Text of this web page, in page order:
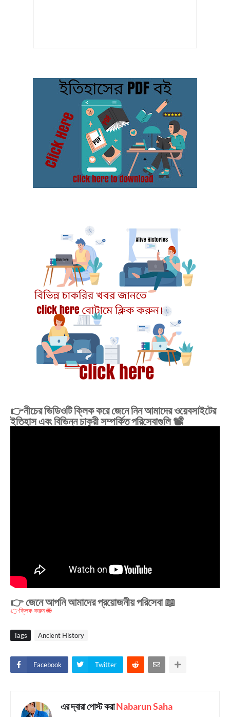
👉নীচের ভিডিওটি ক্লিক করে জেনে নিন আমাদের ওয়েবসাইটের
ইতিহাস এবং বিভিন্ন চাকুরী সম্পর্কিত পরিসেবাগুলি 📽️
👉 জেনে আপনি আমাদের প্রয়োজনীয় পরিসেবা 📖
👉ক্লিক করুন 🌐
Tags Ancient History
Facebook Twitter
এর দ্বারা পোস্ট করাNabarun Saha